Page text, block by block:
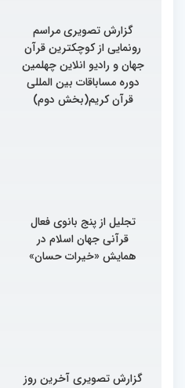
گزارش تصویری مراسم
رونمایی از کوچکترین قرآن
جهان و رادیو انلاین چهلمین
دوره مساباقات بین المللی
قرآن کریم(بخش دوم)
تجلیل از پنج بانوی فعال
قرآنی جهان اسلام در
همایش «خیرات حسان»
گزارش تصویری آخرین روز